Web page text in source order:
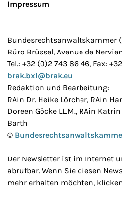
Impressum
Bundesrechtsanwaltskammer
Büro Brüssel, Avenue de
Tel.: +32 (0)2 743 86 46, Fax:
brak.bxl@brak.eu
Redaktion und Bearbeitung:
RAin Dr. Heike Lörcher, RAin
Doreen Göcke LL.M., RAin
Barth
©
Der Newsletter ist im Internet
abrufbar. Wenn Sie diesen
mehr erhalten möchten,